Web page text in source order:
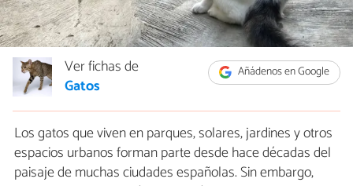
Añádenos en Google
Ver fichas de
Gatos
Los gatos que viven en parques, solares, jardines y otros
espacios urbanos forman parte desde hace décadas del
paisaje de muchas ciudades españolas. Sin embargo,